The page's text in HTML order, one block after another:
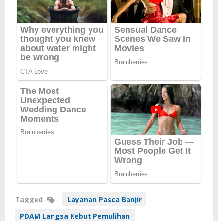
Tagged
Layanan Pasca Banjir
PDAM Langsa Kebut Pemulihan